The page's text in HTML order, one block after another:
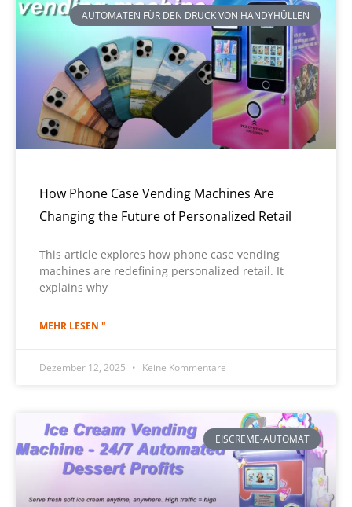
AUTOMATEN FÜR DEN DRUCK VON HANDYHÜLLEN
How Phone Case Vending Machines Are
Changing the Future of Personalized Retail
This article explores how phone case vending
machines are redefining personalized retail. It
explains why
MEHR LESEN "
Dezember 12, 2025 Keine Kommentare
EISCREME-AUTOMAT